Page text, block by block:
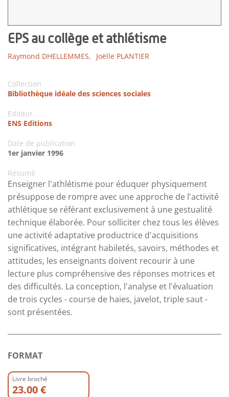
EPS au collège et athlétisme
Raymond DHELLEMMES, Joëlle PLANTIER
Collection
Bibliothèque idéale des sciences sociales
Editeur
ENS Editions
Date de publication
1er janvier 1996
Résumé
Enseigner l'athlétisme pour éduquer physiquement
présuppose de rompre avec une approche de l'activité
athlétique se référant exclusivement à une gestualité
technique élaborée. Pour solliciter chez tous les élèves
une activité adaptative productrice d'acquisitions
significatives, intégrant habiletés, savoirs, méthodes et
attitudes, les enseignants doivent recourir à une
lecture plus compréhensive des réponses motrices et
des difficultés. La conception, l'analyse et l'évaluation
de trois cycles - course de haies, javelot, triple saut -
sont présentées.
FORMAT
Livre broché
23.00 €